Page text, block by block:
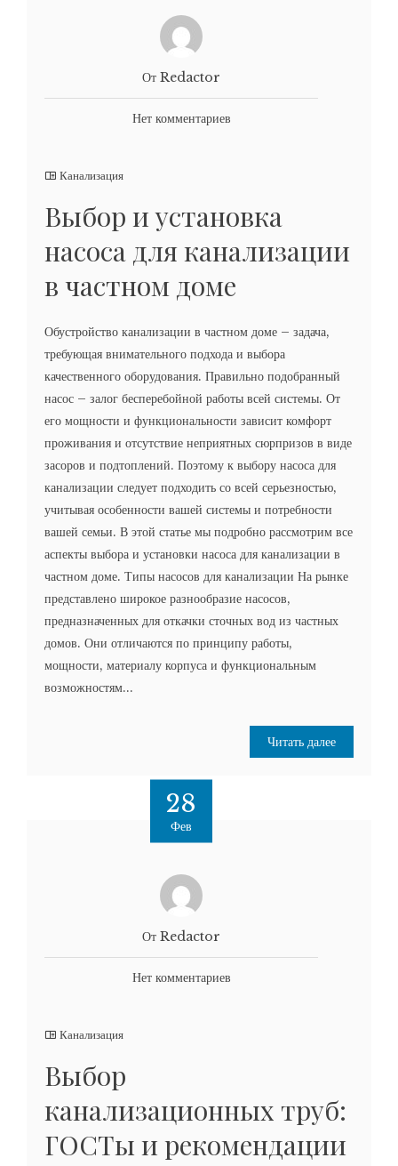
От Redactor
Нет комментариев
Канализация
Выбор и установка
насоса для канализации
в частном доме
Обустройство канализации в частном доме – задача,
требующая внимательного подхода и выбора
качественного оборудования. Правильно подобранный
насос – залог бесперебойной работы всей системы. От
его мощности и функциональности зависит комфорт
проживания и отсутствие неприятных сюрпризов в виде
засоров и подтоплений. Поэтому к выбору насоса для
канализации следует подходить со всей серьезностью,
учитывая особенности вашей системы и потребности
вашей семьи. В этой статье мы подробно рассмотрим все
аспекты выбора и установки насоса для канализации в
частном доме. Типы насосов для канализации На рынке
представлено широкое разнообразие насосов,
предназначенных для откачки сточных вод из частных
домов. Они отличаются по принципу работы,
мощности, материалу корпуса и функциональным
возможностям...
Читать далее
28
Фев
От Redactor
Нет комментариев
Канализация
Выбор
канализационных труб:
ГОСТы и рекомендации